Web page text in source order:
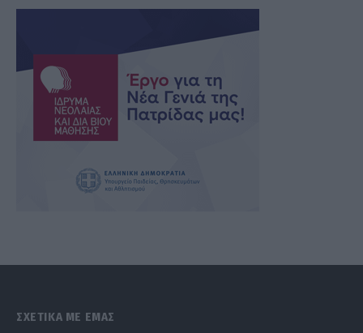
ΣΧΕΤΙΚΑ ΜΕ ΕΜΑΣ